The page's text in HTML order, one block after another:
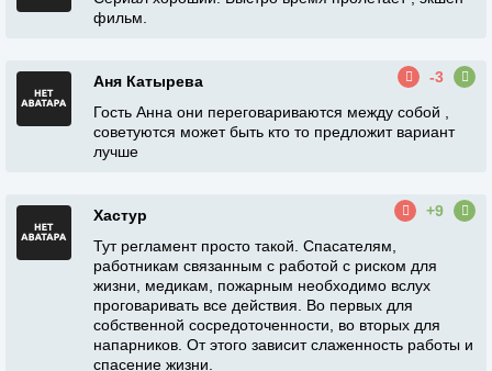
фильм.
Аня Катырева
-3
Гость Анна они переговариваются между собой ,
советуются может быть кто то предложит вариант
лучше
Хастур
+9
Тут регламент просто такой. Спасателям,
работникам связанным с работой с риском для
жизни, медикам, пожарным необходимо вслух
проговаривать все действия. Во первых для
собственной сосредоточенности, во вторых для
напарников. От этого зависит слаженность работы и
спасение жизни.